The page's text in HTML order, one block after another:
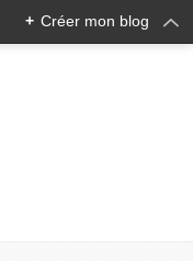
+ Créer mon blog